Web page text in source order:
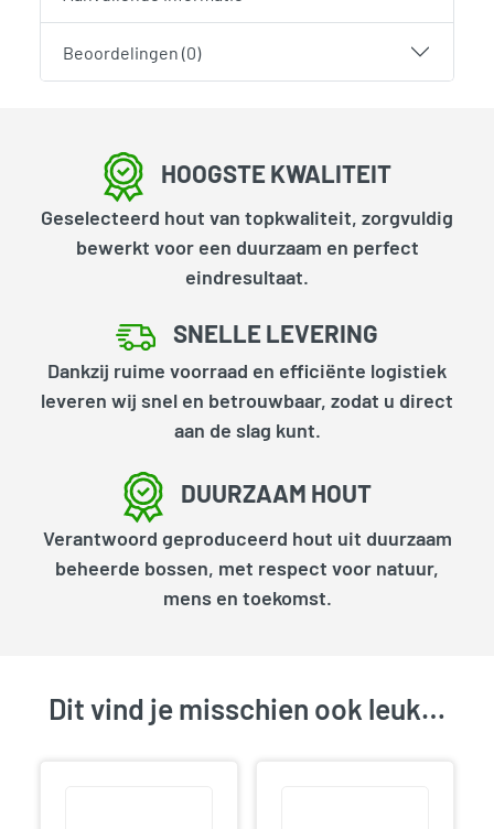
Beoordelingen (0)
HOOGSTE KWALITEIT
Geselecteerd hout van topkwaliteit, zorgvuldig
bewerkt voor een duurzaam en perfect
eindresultaat.
SNELLE LEVERING
Dankzij ruime voorraad en efficiënte logistiek
leveren wij snel en betrouwbaar, zodat u direct
aan de slag kunt.
DUURZAAM HOUT
Verantwoord geproduceerd hout uit duurzaam
beheerde bossen, met respect voor natuur,
mens en toekomst.
Dit vind je misschien ook leuk…